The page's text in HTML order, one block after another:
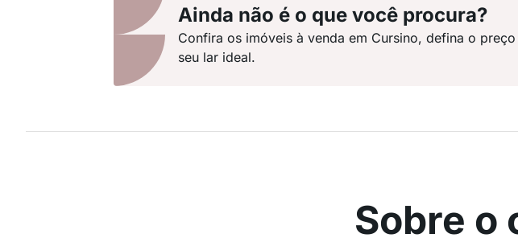
Ainda não é o que você procura?
Confira os imóveis à venda em Cursino, defina o
seu lar ideal.
Sobre o